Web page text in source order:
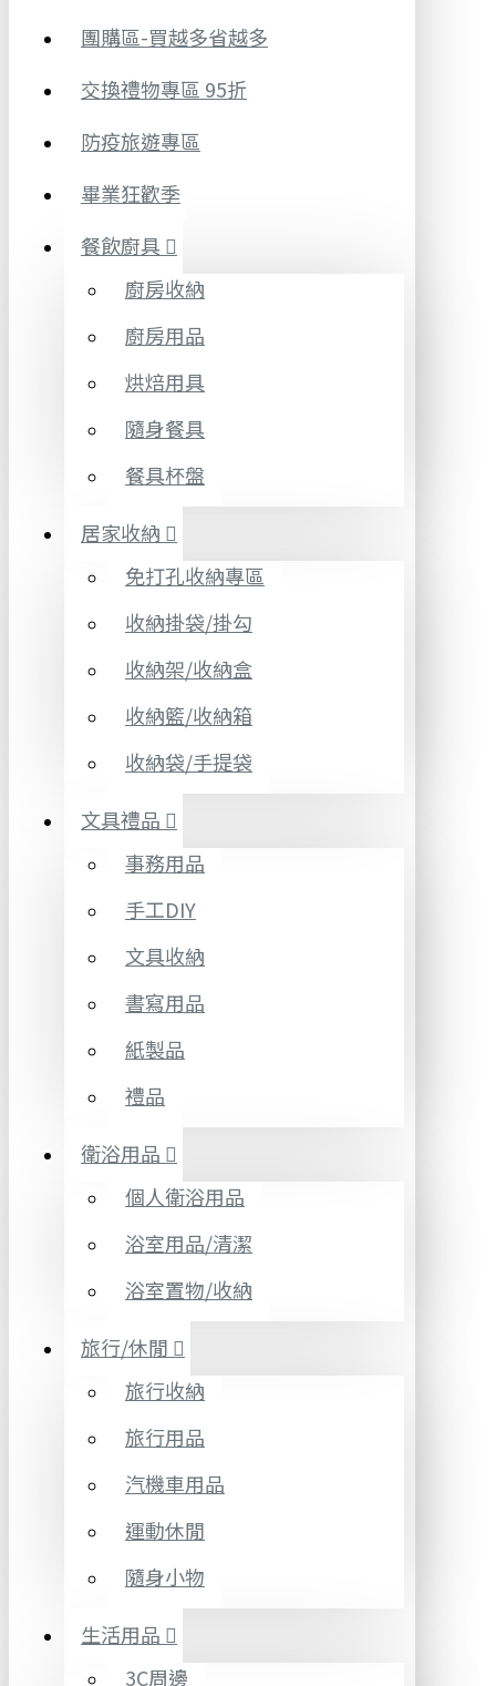
團購區-買越多省越多
交換禮物專區 95折
防疫旅遊專區
畢業狂歡季
餐飲廚具
廚房收納
廚房用品
烘焙用具
隨身餐具
餐具杯盤
居家收納
免打孔收納專區
收納掛袋/掛勾
收納架/收納盒
收納籃/收納箱
收納袋/手提袋
文具禮品
事務用品
手工DIY
文具收納
書寫用品
紙製品
禮品
衛浴用品
個人衛浴用品
浴室用品/清潔
浴室置物/收納
旅行/休閒
旅行收納
旅行用品
汽機車用品
運動休閒
隨身小物
生活用品
3C周邊